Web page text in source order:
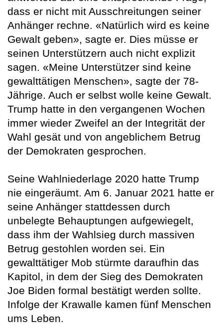
dass er nicht mit Ausschreitungen seiner
Anhänger rechne. «Natürlich wird es keine
Gewalt geben», sagte er. Dies müsse er
seinen Unterstützern auch nicht explizit
sagen. «Meine Unterstützer sind keine
gewalttätigen Menschen», sagte der 78-
Jährige. Auch er selbst wolle keine Gewalt.
Trump hatte in den vergangenen Wochen
immer wieder Zweifel an der Integrität der
Wahl gesät und von angeblichem Betrug
der Demokraten gesprochen.
Seine Wahlniederlage 2020 hatte Trump
nie eingeräumt. Am 6. Januar 2021 hatte er
seine Anhänger stattdessen durch
unbelegte Behauptungen aufgewiegelt,
dass ihm der Wahlsieg durch massiven
Betrug gestohlen worden sei. Ein
gewalttätiger Mob stürmte daraufhin das
Kapitol, in dem der Sieg des Demokraten
Joe Biden formal bestätigt werden sollte.
Infolge der Krawalle kamen fünf Menschen
ums Leben.